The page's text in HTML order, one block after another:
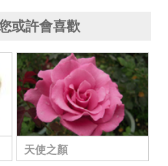
或許會喜歡
天使之顏